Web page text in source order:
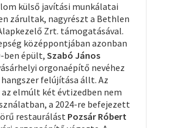
külső javítási munkálatai
zárultak, nagyrészt a Bethlen
Zrt. támogatásával.
középpontjában azonban
ben épült, Szabó János
orgonaépítő nevéhez
felújítása állt. Az
elmúlt két évtizedben nem
a 2024-re befejezett
restaurálástPozsár Róbert